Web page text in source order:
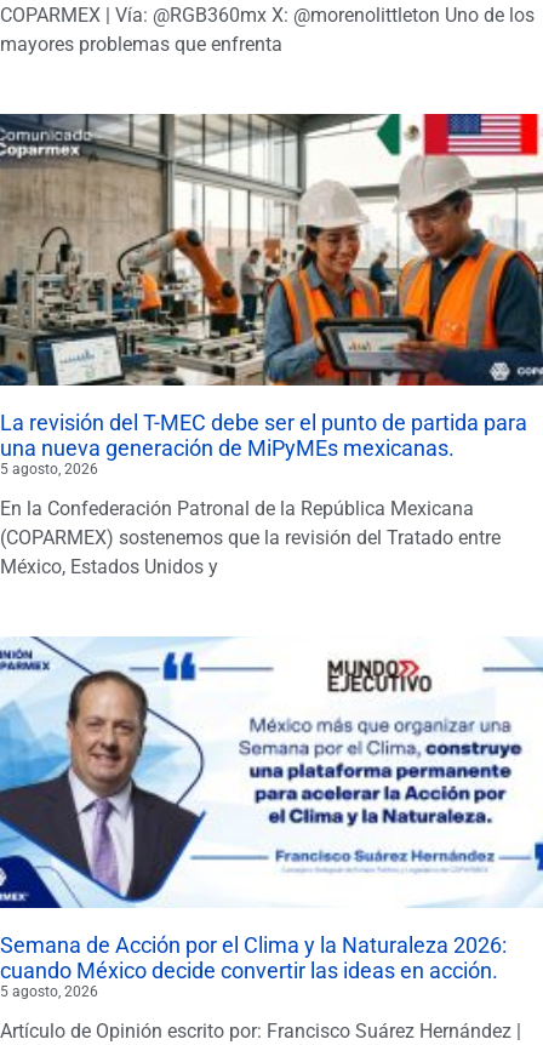
COPARMEX | Vía: @RGB360mx X: @morenolittleton Uno de los
mayores problemas que enfrenta
La revisión del T-MEC debe ser el punto de partida para
una nueva generación de MiPyMEs mexicanas.
5 agosto, 2026
En la Confederación Patronal de la República Mexicana
(COPARMEX) sostenemos que la revisión del Tratado entre
México, Estados Unidos y
Semana de Acción por el Clima y la Naturaleza 2026:
cuando México decide convertir las ideas en acción.
5 agosto, 2026
Artículo de Opinión escrito por: Francisco Suárez Hernández |